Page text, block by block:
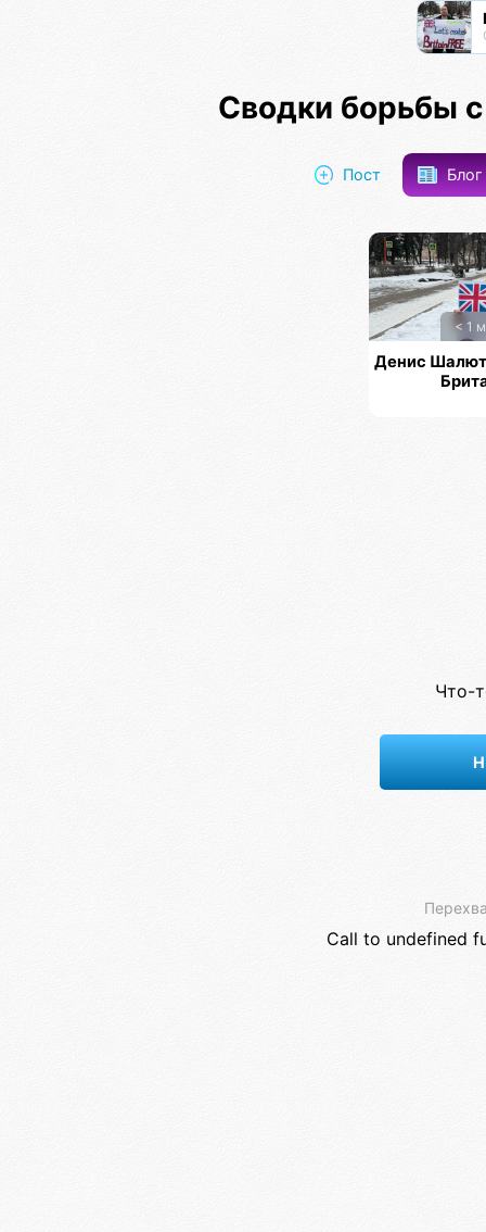
Сводки борьбы
Пост Блог
< 1
Денис
Что-
Call to undefined